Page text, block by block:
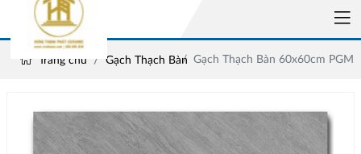
Trang chủ Gạch Thạch Bàn Gạch Thạch Bàn 60x60cm